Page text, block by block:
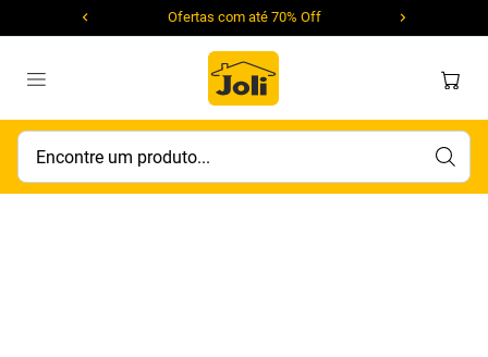
Ofertas com até 70% Off
Encontre um produto...